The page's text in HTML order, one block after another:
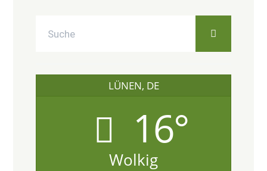
LÜNEN, DE
16°
Wolkig